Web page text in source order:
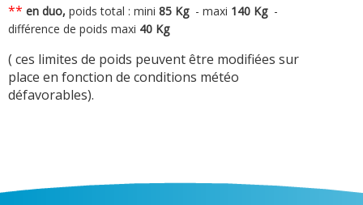
** en duo, poids total : mini 85 Kg - maxi 140 Kg -
différence de poids maxi 40 Kg
( ces limites de poids peuvent être modifiées sur
place en fonction de conditions météo
défavorables).